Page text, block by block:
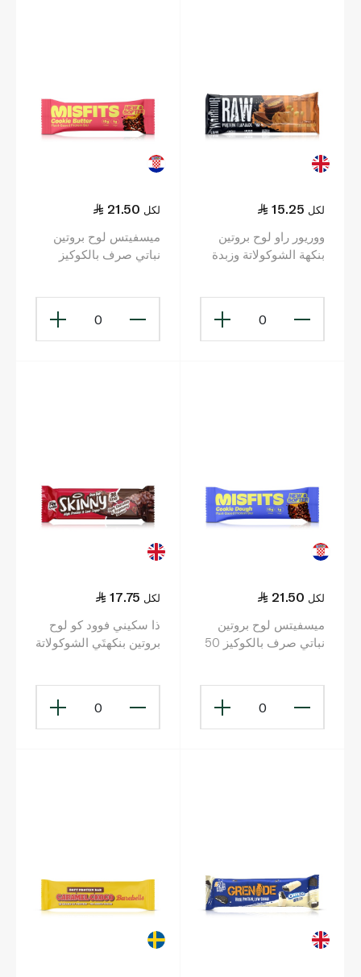
15.25 لكل
ووريور راو لوح بروتين
بنكهة الشوكولاتة وزبدة
0
21.50 لكل
ميسفيتس لوح بروتين
نباتي صرف بالكوكيز
0
21.50 لكل
ميسفيتس لوح بروتين
نباتي صرف بالكوكيز 50
0
17.75 لكل
ذا سكيني فوود كو لوح
بروتين بنكهتَي الشوكولاتة
0